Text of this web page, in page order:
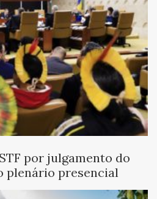
por julgamento do
plenário presencial